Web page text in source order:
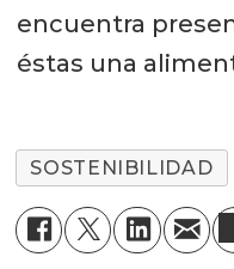
encuentra
éstas una
SOSTENIBILIDAD